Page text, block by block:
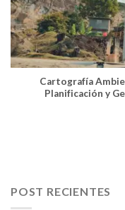
Cartografía
Planificación y
POST RECIENTES